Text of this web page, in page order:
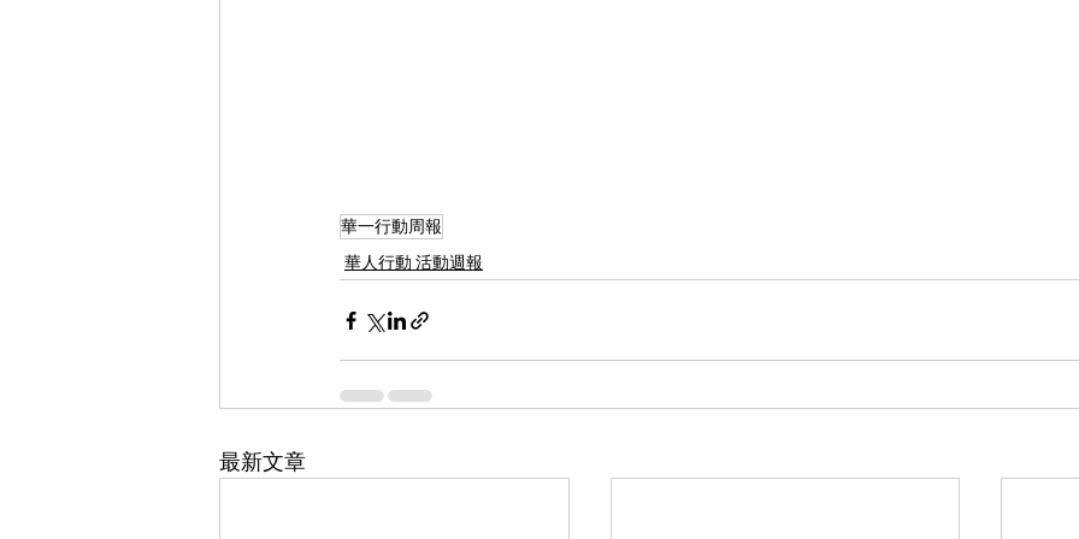
華一行動周報
華人行動 活動週報
最新文章